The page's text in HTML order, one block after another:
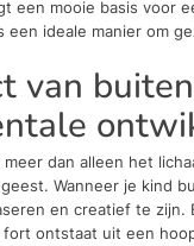
een mooie basis voor
een ideale manier om
van
dan alleen het
Wanneer je kind
en creatief te zijn.
ontstaat uit een